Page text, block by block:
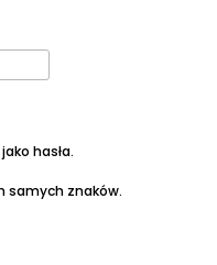
hasła.
samych znaków.